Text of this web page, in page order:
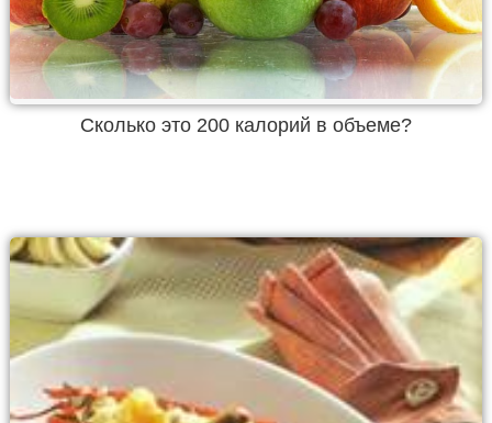
Cколько это 200 калорий в объеме?